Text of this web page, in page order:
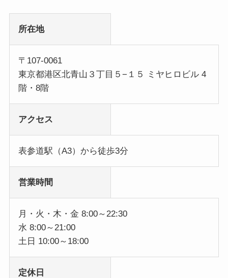
所在地
〒107-0061
東京都港区北青山３丁目５−１５ ミヤヒロビル 4
階・8階
アクセス
表参道駅（A3）から徒歩3分
営業時間
月・火・木・金 8:00～22:30
水 8:00～21:00
土日 10:00～18:00
定休日